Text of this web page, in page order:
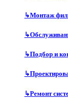
↳Монтаж
↳
↳Подбор и
↳
↳Ремонт